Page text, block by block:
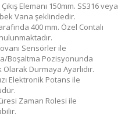
Elemanı 150mm. SS316 veya
Vana şeklindedir.
400 mm. Özel Contalı
Sensörler ile
Boşaltma Pozisyonunda
Olarak Durmaya Ayarlıdır.
Elektronik Potans ile
Zaman Rolesi ile